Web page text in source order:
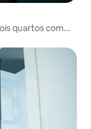
quartos com